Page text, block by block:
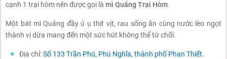
cạnh 1 trại hòm nên được gọi làmì Quảng Trại Hòm.
Một bát mì Quảng đầy ú ụ thịt vịt, rau sống ăn cùng nước lèo ngọt
thành vị dừa mang đến một sức hút không thể từ chối.
Địa chỉ:Số 133 Trần Phú, Phú Nghĩa, thành phố Phan Thiết.